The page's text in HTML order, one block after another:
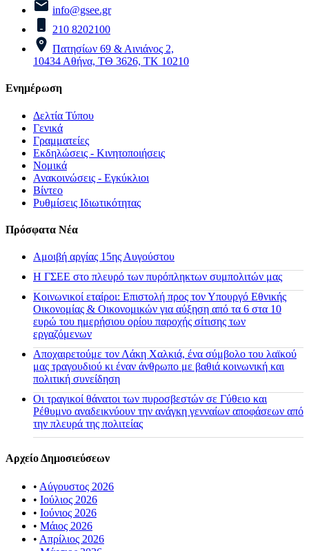
info@gsee.gr
210 8202100
Πατησίων 69 & Αινιάνος 2,
10434 Αθήνα, ΤΘ 3626, ΤΚ 10210
Ενημέρωση
Δελτία Τύπου
Γενικά
Γραμματείες
Εκδηλώσεις - Κινητοποιήσεις
Νομικά
Ανακοινώσεις - Εγκύκλιοι
Βίντεο
Ρυθμίσεις Ιδιωτικότητας
Πρόσφατα Νέα
Αμοιβή αργίας 15ης Αυγούστου
H ΓΣΕΕ στο πλευρό των πυρόπληκτων συμπολιτών μας
Κοινωνικοί εταίροι: Επιστολή προς τον Υπουργό Εθνικής
Οικονομίας & Οικονομικών για αύξηση από τα 6 στα 10
ευρώ του ημερήσιου ορίου παροχής σίτισης των
εργαζόμενων
Αποχαιρετούμε τον Λάκη Χαλκιά, ένα σύμβολο του λαϊκού
μας τραγουδιού κι έναν άνθρωπο με βαθιά κοινωνική και
πολιτική συνείδηση
Οι τραγικοί θάνατοι των πυροσβεστών σε Γύθειο και
Ρέθυμνο αναδεικνύουν την ανάγκη γενναίων αποφάσεων από
την πλευρά της πολιτείας
Αρχείο Δημοσιεύσεων
• Αύγουστος 2026
• Ιούλιος 2026
• Ιούνιος 2026
• Μάιος 2026
• Απρίλιος 2026